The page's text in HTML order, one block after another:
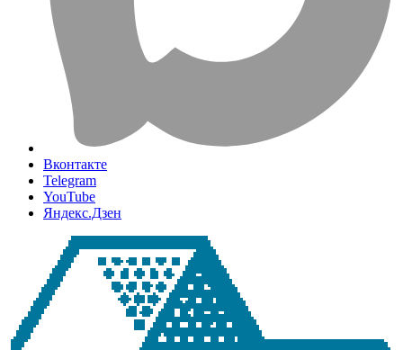
Вконтакте
Telegram
YouTube
Яндекс.Дзен